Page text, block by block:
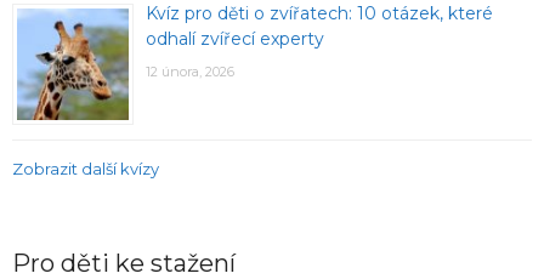
Kvíz pro děti o zvířatech: 10 otázek, které
odhalí zvířecí experty
12 února, 2026
Zobrazit další kvízy
Pro děti ke stažení